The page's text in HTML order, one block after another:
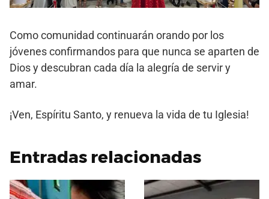
Como comunidad continuarán orando por los
jóvenes confirmandos para que nunca se aparten de
Dios y descubran cada día la alegría de servir y
amar.
¡Ven, Espíritu Santo, y renueva la vida de tu Iglesia!
Entradas relacionadas